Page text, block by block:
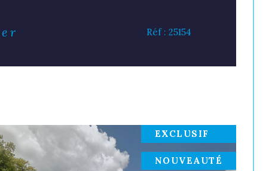
Réf : 25154
EXCLUSIF
NOUVEAUTÉ